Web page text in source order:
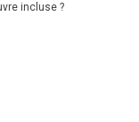
incluse ?